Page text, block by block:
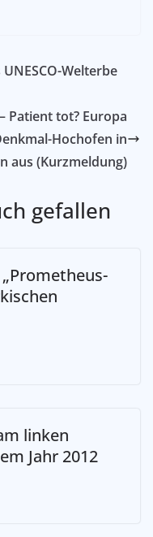
Welterbe
Patient tot? Europa
Hochofen in
aus (Kurzmeldung)
gefallen
linken
Jahr 2012